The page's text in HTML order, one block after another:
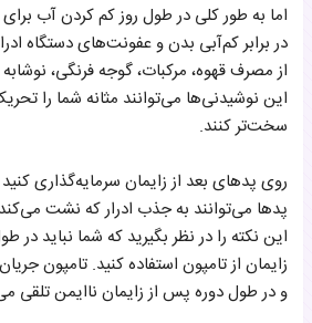
اما به طور کلی در طول روز کم کردن آب برای
در برابر کم‌آبی بدن و عفونت‌های دستگاه
از مصرف قهوه، مرکبات، گوجه فرنگی،
این نوشیدنی‌ها می‌توانند مثانه شما را
سخت‌تر کنند.
روی پدهای بعد از زایمان سرمایه‌گذاری کنید
پدها می‌توانند به جذب ادرار که نشت
این نکته را در نظر بگیرید که شما نباید
زایمان از تامپون استفاده کنید. تامپون
و در طول دوره پس از زایمان ناایمن تلقی